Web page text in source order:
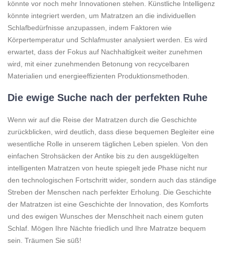
könnte vor noch mehr Innovationen stehen. Künstliche Intelligenz
könnte integriert werden, um Matratzen an die individuellen
Schlafbedürfnisse anzupassen, indem Faktoren wie
Körpertemperatur und Schlafmuster analysiert werden. Es wird
erwartet, dass der Fokus auf Nachhaltigkeit weiter zunehmen
wird, mit einer zunehmenden Betonung von recycelbaren
Materialien und energieeffizienten Produktionsmethoden.
Die ewige Suche nach der perfekten Ruhe
Wenn wir auf die Reise der Matratzen durch die Geschichte
zurückblicken, wird deutlich, dass diese bequemen Begleiter eine
wesentliche Rolle in unserem täglichen Leben spielen. Von den
einfachen Strohsäcken der Antike bis zu den ausgeklügelten
intelligenten Matratzen von heute spiegelt jede Phase nicht nur
den technologischen Fortschritt wider, sondern auch das ständige
Streben der Menschen nach perfekter Erholung. Die Geschichte
der Matratzen ist eine Geschichte der Innovation, des Komforts
und des ewigen Wunsches der Menschheit nach einem guten
Schlaf. Mögen Ihre Nächte friedlich und Ihre Matratze bequem
sein. Träumen Sie süß!